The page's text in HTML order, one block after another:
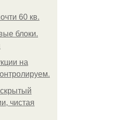
60 кв.
блоки.
на
чистая